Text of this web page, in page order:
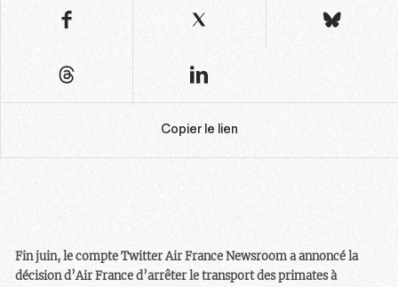
Copier le lien
Fin juin, le compte Twitter Air France Newsroom a annoncé la
décision d’Air France d’arrêter le transport des primates à